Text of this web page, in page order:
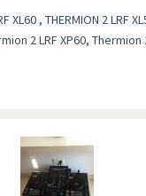
XL60 , THERMION 2 LRF
2 LRF XP60, Thermion